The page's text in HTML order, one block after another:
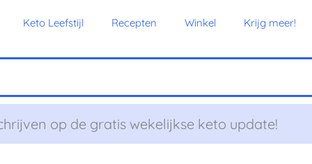
Keto Leefstijl Recepten Winkel Krijg meer!
op de gratis wekelijkse keto update!